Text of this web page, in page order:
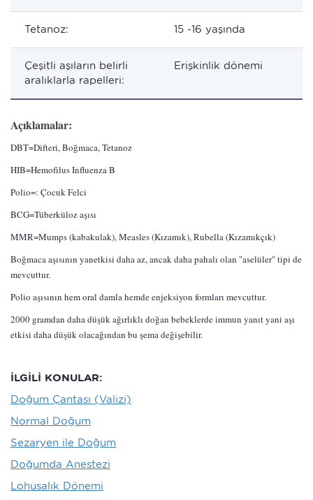
Tetanoz: 15 -16 yaşında
Çeşitli aşıların belirli
aralıklarla rapelleri:
Erişkinlik dönemi
Açıklamalar:
DBT=Difteri, Boğmaca, Tetanoz
HIB=Hemofilus Influenza B
Polio=: Çocuk Felci
BCG=Tüberküloz aşısı
MMR=Mumps (kabakulak), Measles (Kızamık), Rubella (Kızamıkçık)
Boğmaca aşısının yanetkisi daha az, ancak daha pahalı olan "aselüler" tipi de
mevcuttur.
Polio aşısının hem oral damla hemde enjeksiyon formları mevcuttur.
2000 gramdan daha düşük ağırlıklı doğan bebeklerde immun yanıt yani aşı
etkisi daha düşük olacağından bu şema değişebilir.
İLGİLİ KONULAR:
Doğum Çantası (Valizi)
Normal Doğum
Sezaryen ile Doğum
Doğumda Anestezi
Lohusalık Dönemi